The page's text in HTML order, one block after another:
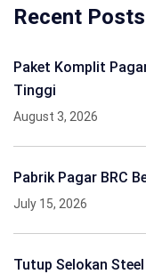
Recent Posts
Paket Komplit
Tinggi
August 3, 2026
Pabrik Pagar BRC
July 15, 2026
Tutup Selokan